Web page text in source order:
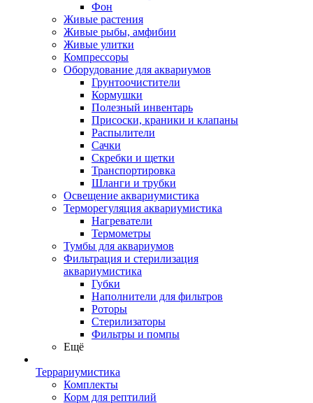
Фон
Живые растения
Живые рыбы, амфибии
Живые улитки
Компрессоры
Оборудование для аквариумов
Грунтоочистители
Кормушки
Полезный инвентарь
Присоски, краники и клапаны
Распылители
Сачки
Скребки и щетки
Транспортировка
Шланги и трубки
Освещение аквариумистика
Терморегуляция аквариумистика
Нагреватели
Термометры
Тумбы для аквариумов
Фильтрация и стерилизация
аквариумистика
Губки
Наполнители для фильтров
Роторы
Стерилизаторы
Фильтры и помпы
Ещё
Террариумистика
Комплекты
Корм для рептилий